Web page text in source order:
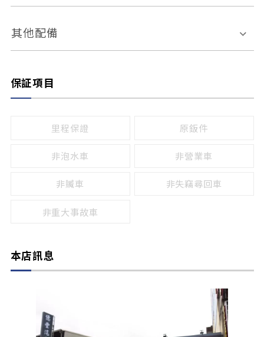
無
有
感應頭燈
頭燈光源
其他配備
保証項目
里程保證 原鈑件
非泡水車 非營業車
非贓車 非失竊尋回車
非重大事故車
本店訊息